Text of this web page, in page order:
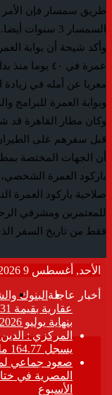
طريق سمسار فإن الأمر
السمسار 3 سنوات أيضا.
عمرة في ٤٠
معربا عن أمله في زيادة
وبوابة العمرة للبرامج
وكان مطار القاهرة قد
قبل سفرهم على
أن الجهات المختصة
باركود العمرة
صلاحية باركود العمرة
للمعتمرين ومشرفي
فقط من تاريخ السفر